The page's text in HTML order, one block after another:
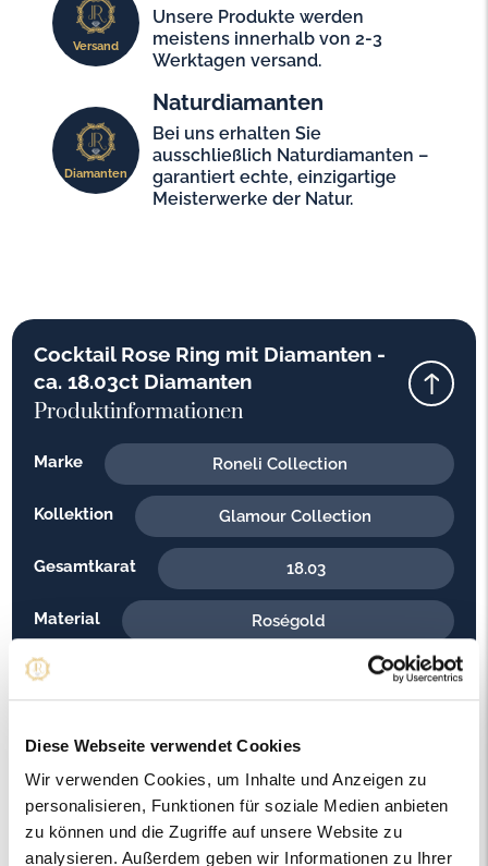
Diese Webseite verwendet Cookies
Wir verwenden Cookies, um Inhalte und Anzeigen zu
personalisieren, Funktionen für soziale Medien anbieten
zu können und die Zugriffe auf unsere Website zu
analysieren. Außerdem geben wir Informationen zu Ihrer
Versand
Unsere Produkte werden
meistens innerhalb von 2-3
Werktagen versand.
Diamanten
Naturdiamanten
Bei uns erhalten Sie
ausschließlich Naturdiamanten –
garantiert echte, einzigartige
Meisterwerke der Natur.
Cocktail Rose Ring mit Diamanten -
ca. 18.03ct Diamanten
Produktinformationen
Marke Roneli Collection
Kollektion Glamour Collection
Gesamtkarat 18.03
Material Roségold
Feingehalt
Steinfarbe G - Feines Weiss
Steinqualität VS1